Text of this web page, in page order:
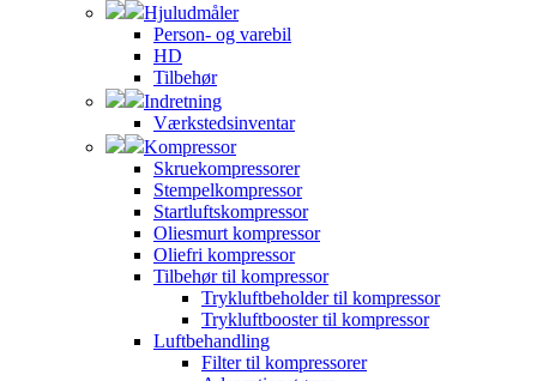
Hjuludmåler
Person- og varebil
HD
Tilbehør
Indretning
Værkstedsinventar
Kompressor
Skruekompressorer
Stempelkompressor
Startluftskompressor
Oliesmurt kompressor
Oliefri kompressor
Tilbehør til kompressor
Trykluftbeholder til kompressor
Trykluftbooster til kompressor
Luftbehandling
Filter til kompressorer